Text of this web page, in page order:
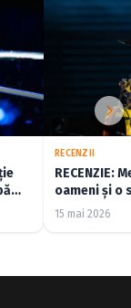
RECENZII
RECENZIE:
oameni și o
15 mai 2026